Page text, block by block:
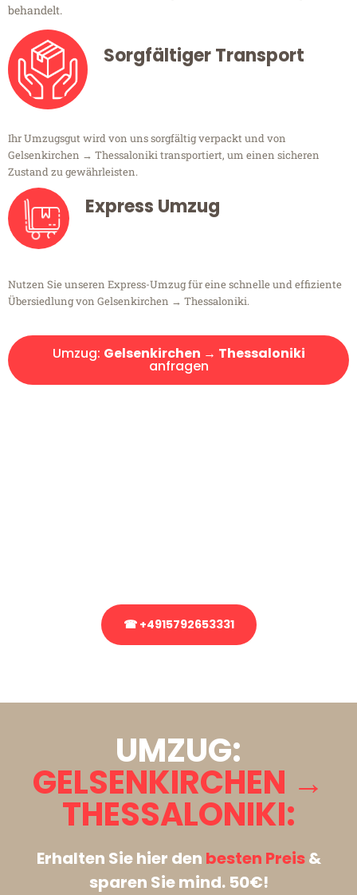
behandelt.
Sorgfältiger Transport
Ihr Umzugsgut wird von uns sorgfältig verpackt und von
Gelsenkirchen → Thessaloniki transportiert, um einen sicheren
Zustand zu gewährleisten.
Express Umzug
Nutzen Sie unseren Express-Umzug für eine schnelle und effiziente
Übersiedlung von Gelsenkirchen → Thessaloniki.
Umzug: Gelsenkirchen → Thessaloniki
anfragen
☎ +4915792653331
UMZUG:
GELSENKIRCHEN →
THESSALONIKI:
Erhalten Sie hier den besten Preis&
sparen Sie mind. 50€!